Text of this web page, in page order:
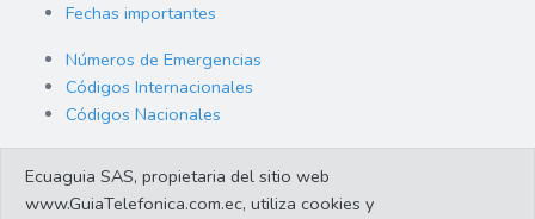
Fechas importantes
Números de Emergencias
Códigos Internacionales
Códigos Nacionales
Cambio de Divisas
Ecuaguia SAS, propietaria del sitio web
www.GuiaTelefonica.com.ec, utiliza cookies y